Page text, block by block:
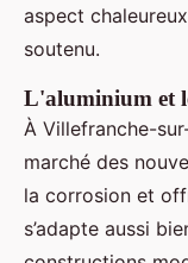
aspect
soutenu.
L'aluminium et
À Villefranche-
marché des
la corrosion et
s’adapte aussi